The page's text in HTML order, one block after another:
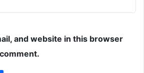
and website in this browser